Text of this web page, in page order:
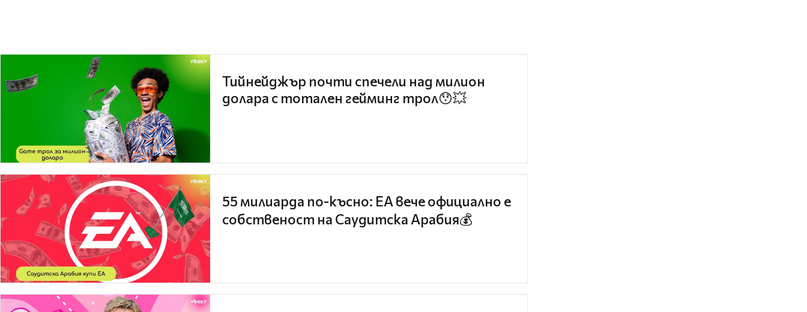
Тийнейджър почти спечели над милион
долара с тотален гейминг трол😯💥
55 милиарда по-късно: EA вече официално е
собственост на Саудитска Арабия💰